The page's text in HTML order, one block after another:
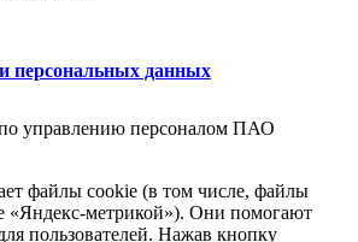
персональных данных
управлению персоналом ПАО
файлы cookie (в том числе, файлы
«Яндекс-метрикой»). Они помогают
пользователей. Нажав кнопку